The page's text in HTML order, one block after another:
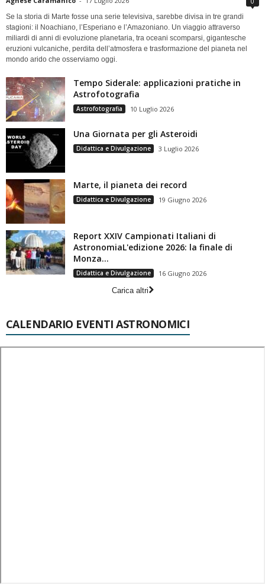
Se la storia di Marte fosse una serie televisiva, sarebbe divisa in tre grandi
stagioni: il Noachiano, l’Esperiano e l’Amazoniano. Un viaggio attraverso
miliardi di anni di evoluzione planetaria, tra oceani scomparsi, gigantesche
eruzioni vulcaniche, perdita dell’atmosfera e trasformazione del pianeta nel
mondo arido che osserviamo oggi.
Tempo Siderale: applicazioni pratiche in
Astrofotografia
Astrofotografia 10 Luglio 2026
Una Giornata per gli Asteroidi
Didattica e Divulgazione 3 Luglio 2026
Marte, il pianeta dei record
Didattica e Divulgazione 19 Giugno 2026
Report XXIV Campionati Italiani di
AstronomiaL'edizione 2026: la finale di
Monza...
Didattica e Divulgazione
16 Giugno 2026
Carica altri
CALENDARIO EVENTI ASTRONOMICI